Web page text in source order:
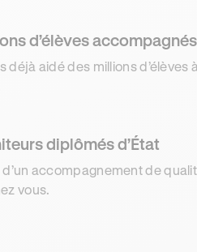
d’élèves accompagnés
déjà aidé des millions
diplômés d’État
accompagnement de
vous.